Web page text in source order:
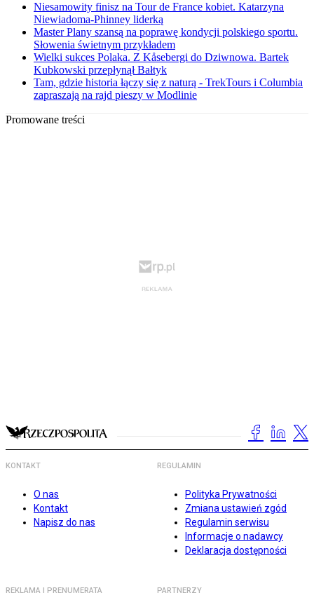
Niesamowity finisz na Tour de France kobiet. Katarzyna
Niewiadoma-Phinney liderką
Master Plany szansą na poprawę kondycji polskiego sportu.
Słowenia świetnym przykładem
Wielki sukces Polaka. Z Kåsebergi do Dziwnowa. Bartek
Kubkowski przepłynął Bałtyk
Tam, gdzie historia łączy się z naturą - TrekTours i Columbia
zapraszają na rajd pieszy w Modlinie
Promowane treści
KONTAKT
O nas
Kontakt
Napisz do nas
REGULAMIN
Polityka Prywatności
Zmiana ustawień zgód
Regulamin serwisu
Informacje o nadawcy
Deklaracja dostępności
REKLAMA I PRENUMERATA PARTNERZY